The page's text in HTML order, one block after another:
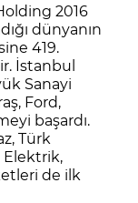
2016
dünyanın
419.
İstanbul
Sanayi
Ford,
başardı.
Türk
Elektrik,
de ilk